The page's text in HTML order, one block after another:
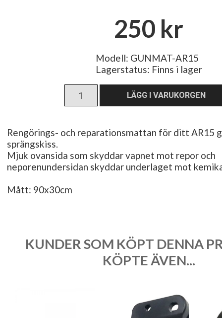
250 kr
Modell: GUNMAT-AR15
Lagerstatus: Finns i lager
Rengörings- och reparationsmattan för ditt AR15
sprängskiss.
Mjuk ovansida som skyddar vapnet mot repor och
neporenundersidan skyddar underlaget mot
Mått: 90x30cm
KUNDER SOM KÖPT DENNA
KÖPTE ÄVEN...